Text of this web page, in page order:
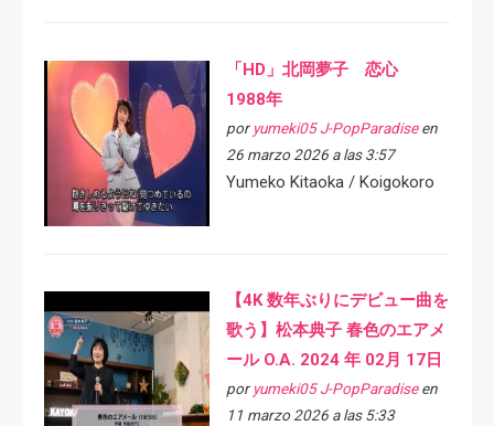
「HD」北岡夢子 恋心
1988年
por yumeki05 J-PopParadiseen
26 marzo 2026 a las 3:57
Yumeko Kitaoka / Koigokoro
【4K 数年ぶりにデビュー曲を
歌う】松本典子 春色のエアメ
ール O.A. 2024 年 02月 17日
por yumeki05 J-PopParadiseen
11 marzo 2026 a las 5:33